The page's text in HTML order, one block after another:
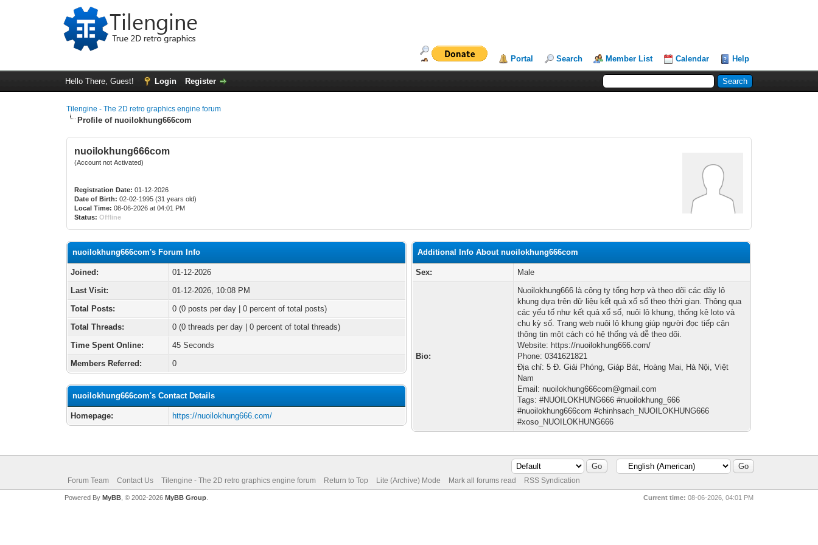
Portal Search Member List Calendar Help
Hello There, Guest! Login Register
Tilengine - The 2D retro graphics engine forum
Profile of nuoilokhung666com
nuoilokhung666com
(Account not Activated)
Registration Date: 01-12-2026
Date of Birth: 02-02-1995 (31 years old)
Local Time: 08-06-2026 at 04:01 PM
Status: Offline
nuoilokhung666com's Forum Info
Joined:
01-12-2026
Last Visit:
01-12-2026, 10:08 PM
Total Posts:
0 (0 posts per day | 0 percent of total posts)
Total Threads:
0 (0 threads per day | 0 percent of total threads)
Time Spent Online:
45 Seconds
Members Referred:
0
nuoilokhung666com's Contact Details
Homepage: https://nuoilokhung666.com/
Additional Info About nuoilokhung666com
Sex: Male
Bio:
Nuoilokhung666 là công ty tổng hợp và theo dõi các dãy lô
khung dựa trên dữ liệu kết quả xổ số theo thời gian. Thông qua
các yếu tố như kết quả xổ số, nuôi lô khung, thống kê loto và
chu kỳ số. Trang web nuôi lô khung giúp người đọc tiếp cận
thông tin một cách có hệ thống và dễ theo dõi.
Website: https://nuoilokhung666.com/
Phone: 0341621821
Địa chỉ: 5 Đ. Giải Phóng, Giáp Bát, Hoàng Mai, Hà Nội, Việt
Nam
Email: nuoilokhung666com@gmail.com
Tags: #NUOILOKHUNG666 #nuoilokhung_666
#nuoilokhung666com #chinhsach_NUOILOKHUNG666
#xoso_NUOILOKHUNG666
Forum Team Contact Us Tilengine - The 2D retro graphics engine forum Return to Top Lite (Archive) Mode Mark all forums read RSS Syndication
Current time: 08-06-2026, 04:01 PM
Powered By MyBB, © 2002-2026 MyBB Group.